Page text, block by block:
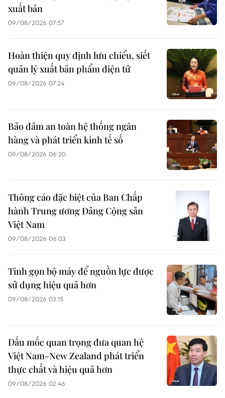
xuất bản
09/08/2026 07:57
Hoàn thiện quy định lưu chiểu, siết
quản lý xuất bản phẩm điện tử
09/08/2026 07:24
Bảo đảm an toàn hệ thống ngân
hàng và phát triển kinh tế số
09/08/2026 06:20
Thông cáo đặc biệt của Ban Chấp
hành Trung ương Đảng Cộng sản
Việt Nam
09/08/2026 06:03
Tinh gọn bộ máy để nguồn lực được
sử dụng hiệu quả hơn
09/08/2026 03:15
Dấu mốc quan trọng đưa quan hệ
Việt Nam-New Zealand phát triển
thực chất và hiệu quả hơn
09/08/2026 02:46